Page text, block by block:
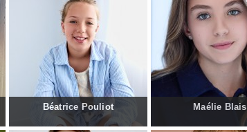
Béatrice Pouliot Maélie Blais